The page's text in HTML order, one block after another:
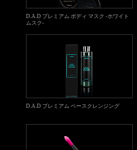
D.A.D プレミアム ボディ マスク -ホワイト
ムスク-
D.A.D プレミアム ベースクレンジング